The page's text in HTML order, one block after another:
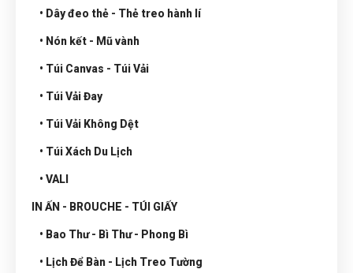
• Dây đeo thẻ - Thẻ treo hành lí
• Nón kết - Mũ vành
• Túi Canvas - Túi Vải
• Túi Vải Đay
• Túi Vải Không Dệt
• Túi Xách Du Lịch
• VALI
IN ẤN - BROUCHE - TÚI GIẤY
• Bao Thư - Bì Thư - Phong Bì
• Lịch Để Bàn - Lịch Treo Tường